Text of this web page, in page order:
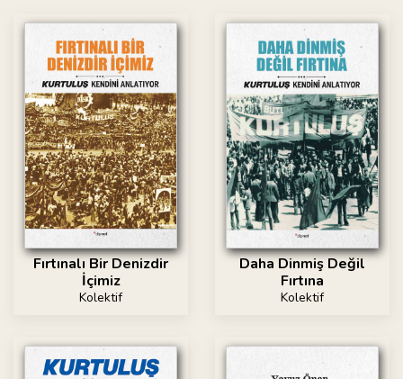
Fırtınalı Bir Denizdir
İçimiz
Kolektif
Daha Dinmiş Değil
Fırtına
Kolektif